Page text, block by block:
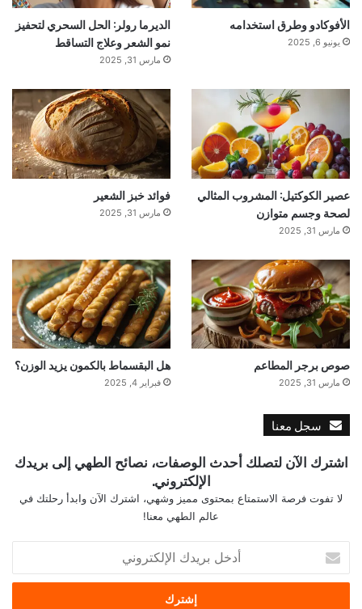
الأفوكادو وطرق استخدامه
يونيو 6, 2025
الديرما رولر: الحل السحري لتحفيز
نمو الشعر وعلاج التساقط
مارس 31, 2025
عصير الكوكتيل: المشروب المثالي
لصحة وجسم متوازن
مارس 31, 2025
فوائد خبز الشعير
مارس 31, 2025
صوص برجر المطاعم
مارس 31, 2025
هل البقسماط بالكمون يزيد الوزن؟
فبراير 4, 2025
سجل معنا
اشترك الآن لتصلك أحدث الوصفات، نصائح الطهي إلى بريدك
الإلكتروني.
لا تفوت فرصة الاستمتاع بمحتوى مميز وشهي، اشترك الآن وابدأ رحلتك في
عالم الطهي معنا!
خ